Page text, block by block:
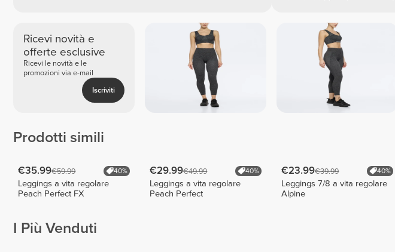
Ricevi novità e
offerte esclusive
Ricevi le novità e le
promozioni via e-mail
Iscriviti
Prodotti simili
€35.99€59.99 40%
Leggings a vita regolare
Peach Perfect FX
€29.99€49.99 40%
Leggings a vita regolare
Peach Perfect
€23.99€39.99 40%
Leggings 7/8 a vita regolare
Alpine
I Più Venduti